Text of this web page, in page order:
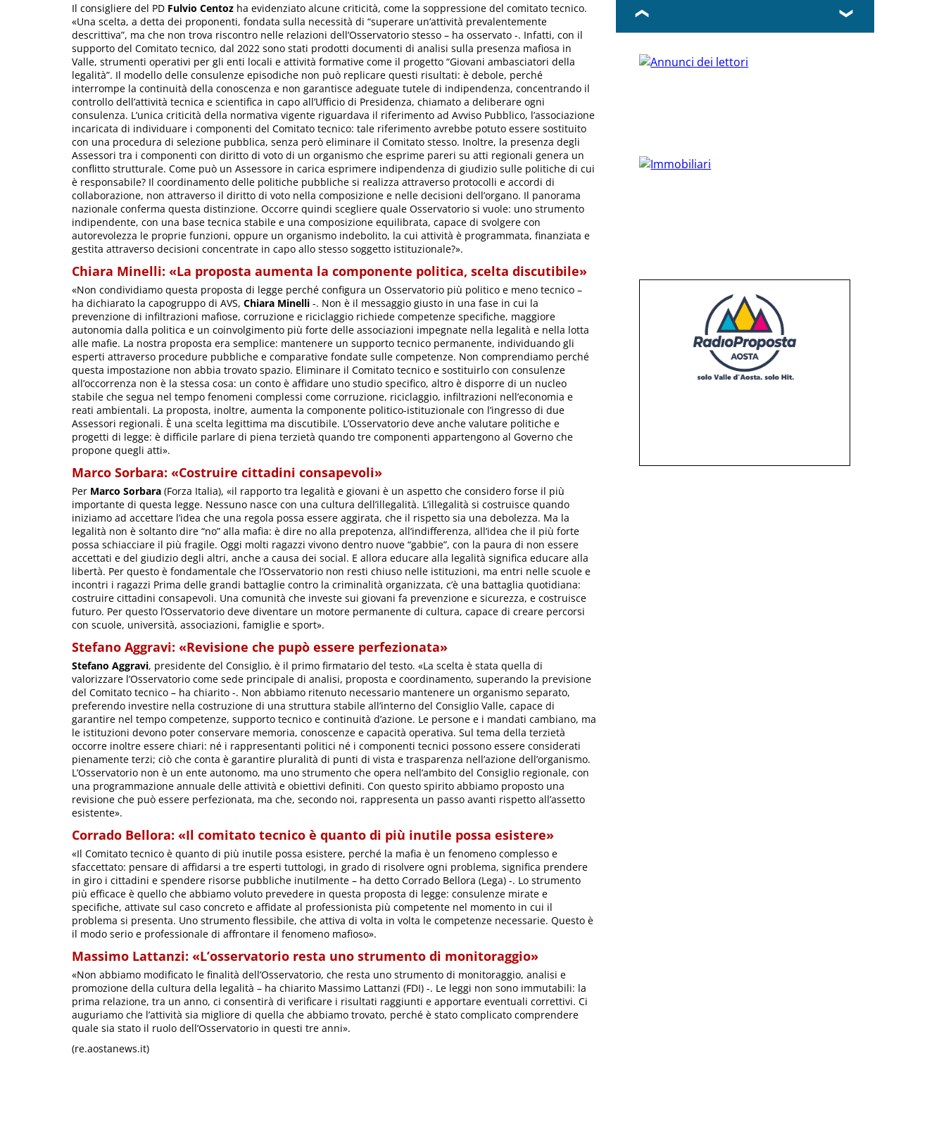
Il consigliere del PD Fulvio Centoz ha evidenziato alcune criticità, come la soppressione del comitato tecnico.
«Una scelta, a detta dei proponenti, fondata sulla necessità di “superare un’attività prevalentemente
descrittiva”, ma che non trova riscontro nelle relazioni dell’Osservatorio stesso – ha osservato -. Infatti, con il
supporto del Comitato tecnico, dal 2022 sono stati prodotti documenti di analisi sulla presenza mafiosa in
Valle, strumenti operativi per gli enti locali e attività formative come il progetto “Giovani ambasciatori della
legalità”. Il modello delle consulenze episodiche non può replicare questi risultati: è debole, perché
interrompe la continuità della conoscenza e non garantisce adeguate tutele di indipendenza, concentrando il
controllo dell’attività tecnica e scientifica in capo all’Ufficio di Presidenza, chiamato a deliberare ogni
consulenza. L’unica criticità della normativa vigente riguardava il riferimento ad Avviso Pubblico, l’associazione
incaricata di individuare i componenti del Comitato tecnico: tale riferimento avrebbe potuto essere sostituito
con una procedura di selezione pubblica, senza però eliminare il Comitato stesso. Inoltre, la presenza degli
Assessori tra i componenti con diritto di voto di un organismo che esprime pareri su atti regionali genera un
conflitto strutturale. Come può un Assessore in carica esprimere indipendenza di giudizio sulle politiche di cui
è responsabile? Il coordinamento delle politiche pubbliche si realizza attraverso protocolli e accordi di
collaborazione, non attraverso il diritto di voto nella composizione e nelle decisioni dell’organo. Il panorama
nazionale conferma questa distinzione. Occorre quindi scegliere quale Osservatorio si vuole: uno strumento
indipendente, con una base tecnica stabile e una composizione equilibrata, capace di svolgere con
autorevolezza le proprie funzioni, oppure un organismo indebolito, la cui attività è programmata, finanziata e
gestita attraverso decisioni concentrate in capo allo stesso soggetto istituzionale?».
Chiara Minelli: «La proposta aumenta la componente politica, scelta discutibile»
«Non condividiamo questa proposta di legge perché configura un Osservatorio più politico e meno tecnico –
ha dichiarato la capogruppo di AVS, Chiara Minelli -. Non è il messaggio giusto in una fase in cui la
prevenzione di infiltrazioni mafiose, corruzione e riciclaggio richiede competenze specifiche, maggiore
autonomia dalla politica e un coinvolgimento più forte delle associazioni impegnate nella legalità e nella lotta
alle mafie. La nostra proposta era semplice: mantenere un supporto tecnico permanente, individuando gli
esperti attraverso procedure pubbliche e comparative fondate sulle competenze. Non comprendiamo perché
questa impostazione non abbia trovato spazio. Eliminare il Comitato tecnico e sostituirlo con consulenze
all’occorrenza non è la stessa cosa: un conto è affidare uno studio specifico, altro è disporre di un nucleo
stabile che segua nel tempo fenomeni complessi come corruzione, riciclaggio, infiltrazioni nell’economia e
reati ambientali. La proposta, inoltre, aumenta la componente politico-istituzionale con l’ingresso di due
Assessori regionali. È una scelta legittima ma discutibile. L’Osservatorio deve anche valutare politiche e
progetti di legge: è difficile parlare di piena terzietà quando tre componenti appartengono al Governo che
propone quegli atti».
Marco Sorbara: «Costruire cittadini consapevoli»
Per Marco Sorbara (Forza Italia), «il rapporto tra legalità e giovani è un aspetto che considero forse il più
importante di questa legge. Nessuno nasce con una cultura dell’illegalità. L’illegalità si costruisce quando
iniziamo ad accettare l’idea che una regola possa essere aggirata, che il rispetto sia una debolezza. Ma la
legalità non è soltanto dire “no” alla mafia: è dire no alla prepotenza, all’indifferenza, all’idea che il più forte
possa schiacciare il più fragile. Oggi molti ragazzi vivono dentro nuove “gabbie”, con la paura di non essere
accettati e del giudizio degli altri, anche a causa dei social. E allora educare alla legalità significa educare alla
libertà. Per questo è fondamentale che l’Osservatorio non resti chiuso nelle istituzioni, ma entri nelle scuole e
incontri i ragazzi Prima delle grandi battaglie contro la criminalità organizzata, c’è una battaglia quotidiana:
costruire cittadini consapevoli. Una comunità che investe sui giovani fa prevenzione e sicurezza, e costruisce
futuro. Per questo l’Osservatorio deve diventare un motore permanente di cultura, capace di creare percorsi
con scuole, università, associazioni, famiglie e sport».
Stefano Aggravi: «Revisione che pupò essere perfezionata»
Stefano Aggravi, presidente del Consiglio, è il primo firmatario del testo. «La scelta è stata quella di
valorizzare l’Osservatorio come sede principale di analisi, proposta e coordinamento, superando la previsione
del Comitato tecnico – ha chiarito -. Non abbiamo ritenuto necessario mantenere un organismo separato,
preferendo investire nella costruzione di una struttura stabile all’interno del Consiglio Valle, capace di
garantire nel tempo competenze, supporto tecnico e continuità d’azione. Le persone e i mandati cambiano, ma
le istituzioni devono poter conservare memoria, conoscenze e capacità operativa. Sul tema della terzietà
occorre inoltre essere chiari: né i rappresentanti politici né i componenti tecnici possono essere considerati
pienamente terzi; ciò che conta è garantire pluralità di punti di vista e trasparenza nell’azione dell’organismo.
L’Osservatorio non è un ente autonomo, ma uno strumento che opera nell’ambito del Consiglio regionale, con
una programmazione annuale delle attività e obiettivi definiti. Con questo spirito abbiamo proposto una
revisione che può essere perfezionata, ma che, secondo noi, rappresenta un passo avanti rispetto all’assetto
esistente».
Corrado Bellora: «Il comitato tecnico è quanto di più inutile possa esistere»
«Il Comitato tecnico è quanto di più inutile possa esistere, perché la mafia è un fenomeno complesso e
sfaccettato: pensare di affidarsi a tre esperti tuttologi, in grado di risolvere ogni problema, significa prendere
in giro i cittadini e spendere risorse pubbliche inutilmente – ha detto Corrado Bellora (Lega) -. Lo strumento
più efficace è quello che abbiamo voluto prevedere in questa proposta di legge: consulenze mirate e
specifiche, attivate sul caso concreto e affidate al professionista più competente nel momento in cui il
problema si presenta. Uno strumento flessibile, che attiva di volta in volta le competenze necessarie. Questo è
il modo serio e professionale di affrontare il fenomeno mafioso».
Massimo Lattanzi: «L’osservatorio resta uno strumento di monitoraggio»
«Non abbiamo modificato le finalità dell’Osservatorio, che resta uno strumento di monitoraggio, analisi e
promozione della cultura della legalità – ha chiarito Massimo Lattanzi (FDI) -. Le leggi non sono immutabili: la
prima relazione, tra un anno, ci consentirà di verificare i risultati raggiunti e apportare eventuali correttivi. Ci
auguriamo che l’attività sia migliore di quella che abbiamo trovato, perché è stato complicato comprendere
quale sia stato il ruolo dell’Osservatorio in questi tre anni».
(re.aostanews.it)
❮ ❯